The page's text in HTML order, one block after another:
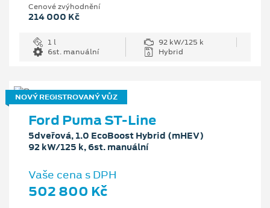
Cenové zvýhodnění
214 000 Kč
1 l
92 kW/125 k
6st. manuální
Hybrid
NOVÝ REGISTROVANÝ VŮZ
Ford Puma ST-Line
5dveřová, 1.0 EcoBoost Hybrid (mHEV)
92 kW/125 k, 6st. manuální
Vaše cena s DPH
502 800 Kč